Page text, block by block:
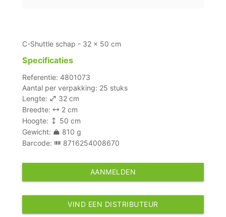
C-Shuttle schap - 32 x 50 cm
Specificaties
Referentie: 4801073
Aantal per verpakking: 25 stuks
Lengte:
32 cm
Breedte:
2 cm
Hoogte:
50 cm
Gewicht:
810 g
Barcode:
8716254008670
AANMELDEN
VIND EEN DISTRIBUTEUR